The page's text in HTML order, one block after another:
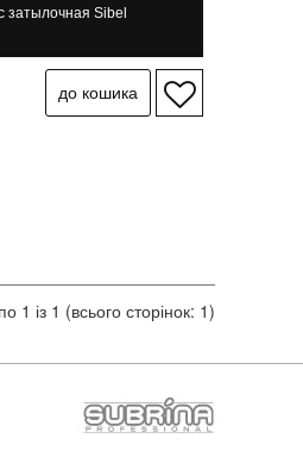
затылочная Sibel
1 із 1 (всього сторінок: 1)